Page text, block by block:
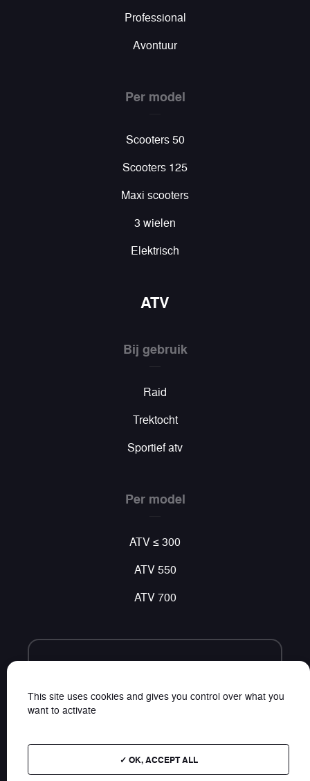
Professional
Avontuur
Per model
Scooters 50
Scooters 125
Maxi scooters
3 wielen
Elektrisch
ATV
Bij gebruik
Raid
Trektocht
Sportief atv
Per model
ATV ≤ 300
ATV 550
ATV 700
Volg ons
This site uses cookies and gives you control over what you
want to activate
OK, ACCEPT ALL